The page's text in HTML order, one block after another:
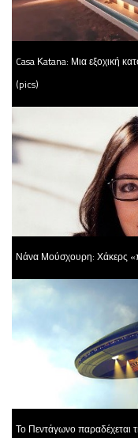
Casa Κatana: Μια εξοχική
(pics)
Νάνα Μούσχουρη: Χάκερς
Το Πεντάγωνο παραδέχεται